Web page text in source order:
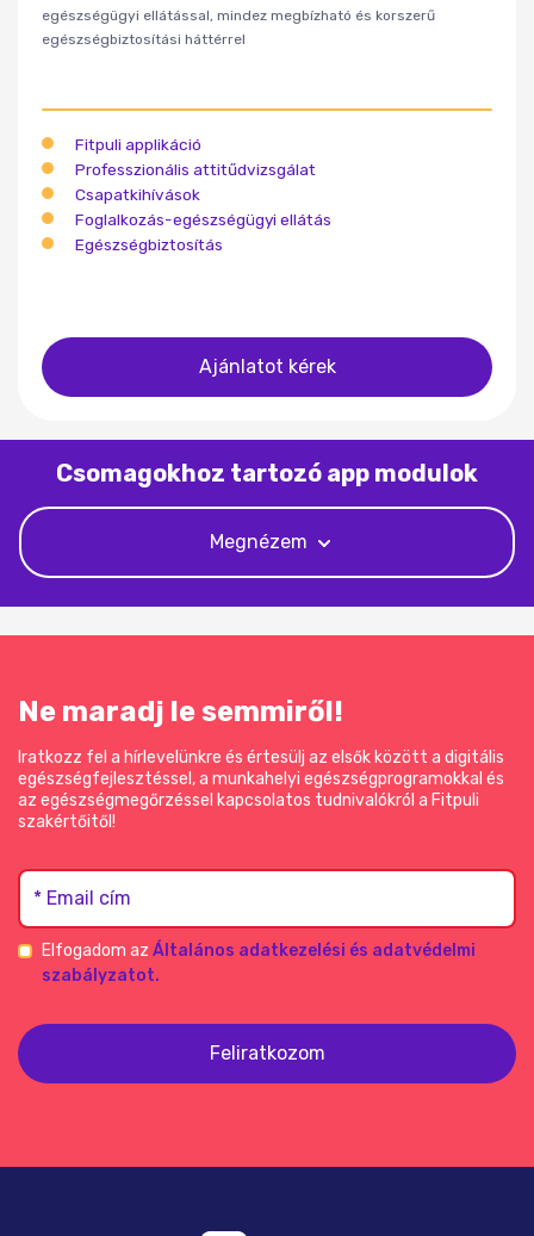
egészségügyi ellátással, mindez megbízható és korszerű
egészségbiztosítási háttérrel
Fitpuli applikáció
Professzionális attitűdvizsgálat
Csapatkihívások
Foglalkozás-egészségügyi ellátás
Egészségbiztosítás
Ajánlatot kérek
Csomagokhoz tartozó app modulok
Megnézem
Ne maradj le semmiről!
Iratkozz fel a hírlevelünkre és értesülj az elsők között a digitális
egészségfejlesztéssel, a munkahelyi egészségprogramokkal és
az egészségmegőrzéssel kapcsolatos tudnivalókról a Fitpuli
szakértőitől!
* Email cím
Elfogadom az Általános adatkezelési és adatvédelmi
szabályzatot.